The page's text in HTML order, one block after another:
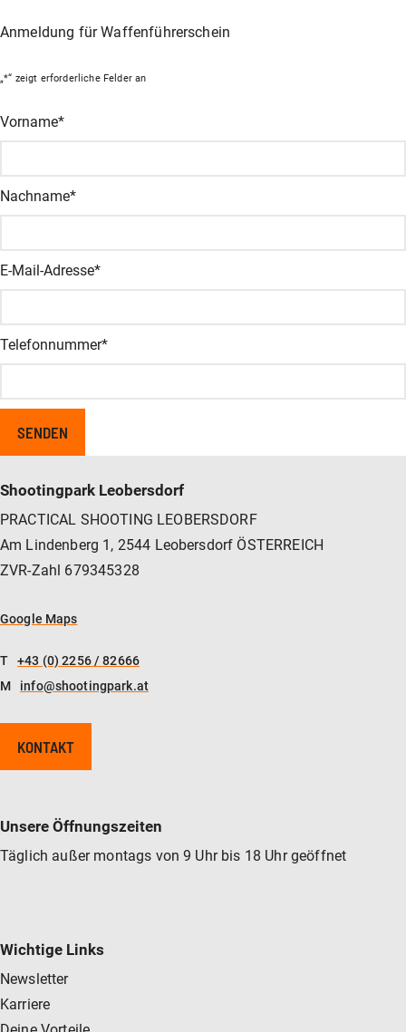
Anmeldung für Waffenführerschein
„*“ zeigt erforderliche Felder an
URL
Dieses Feld dient zur Validierung und sollte nicht verändert
Vorname*
Nachname*
E-Mail-Adresse*
Telefonnummer*
Shootingpark Leobersdorf
PRACTICAL SHOOTING LEOBERSDORF
Am Lindenberg 1, 2544 Leobersdorf ÖSTERREICH
ZVR-Zahl 679345328
Google Maps
T
+43 (0) 2256 / 82666
M
info@shootingpark.at
KONTAKT
Unsere Öffnungszeiten
Täglich außer montags von 9 Uhr bis 18 Uhr geöffnet
Wichtige Links
Newsletter
Karriere